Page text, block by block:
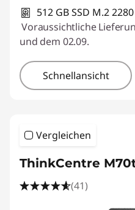
512 GB SSD M.2
Voraussichtliche
und dem 02.09.
Schnellansicht
Vergleichen
ThinkCentre
(41)